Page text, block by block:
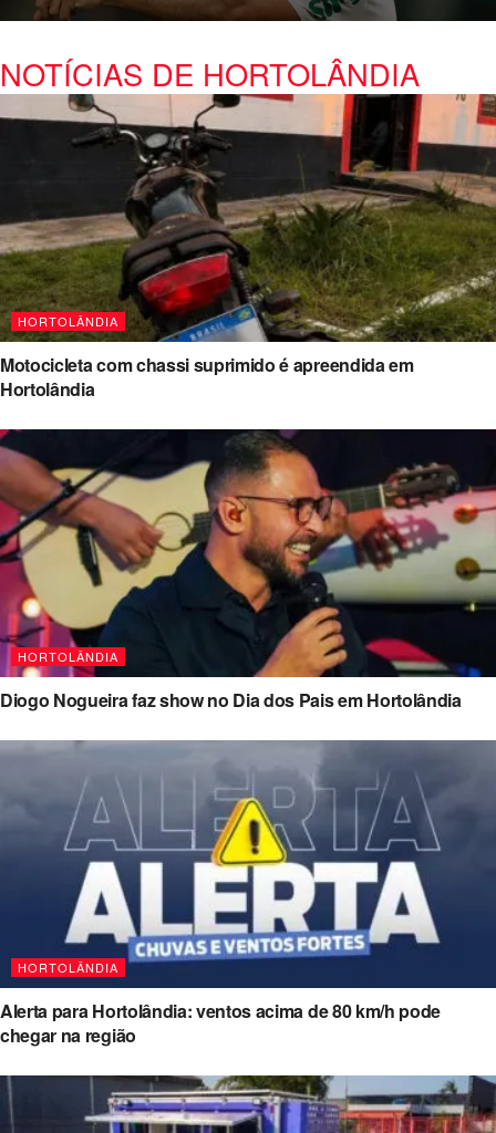
NOTÍCIAS DE HORTOLÂNDIA
HORTOLÂNDIA
Motocicleta com chassi suprimido é apreendida em
Hortolândia
HORTOLÂNDIA
Diogo Nogueira faz show no Dia dos Pais em Hortolândia
HORTOLÂNDIA
Alerta para Hortolândia: ventos acima de 80 km/h pode
chegar na região